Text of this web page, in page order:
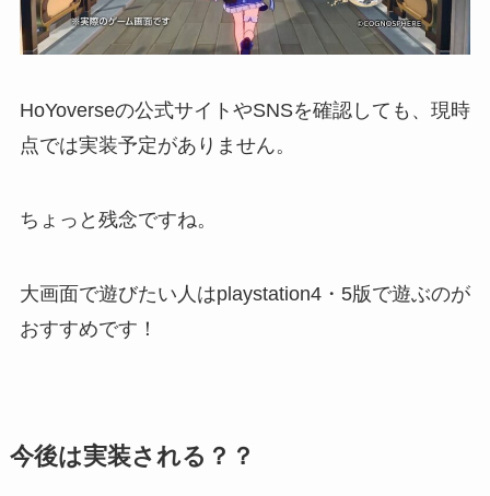
HoYoverseの公式サイトやSNSを確認しても、 現時
点では実装予定がありません。
ちょっと残念ですね。
大画面で遊びたい人はplaystation4・5版で遊ぶのが
おすすめです！
今後は実装される？？